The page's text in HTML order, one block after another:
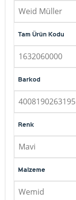
Weid Müller
Tam Ürün Kodu
1632060000
Barkod
4008190263195
Renk
Mavi
Malzeme
Wemid